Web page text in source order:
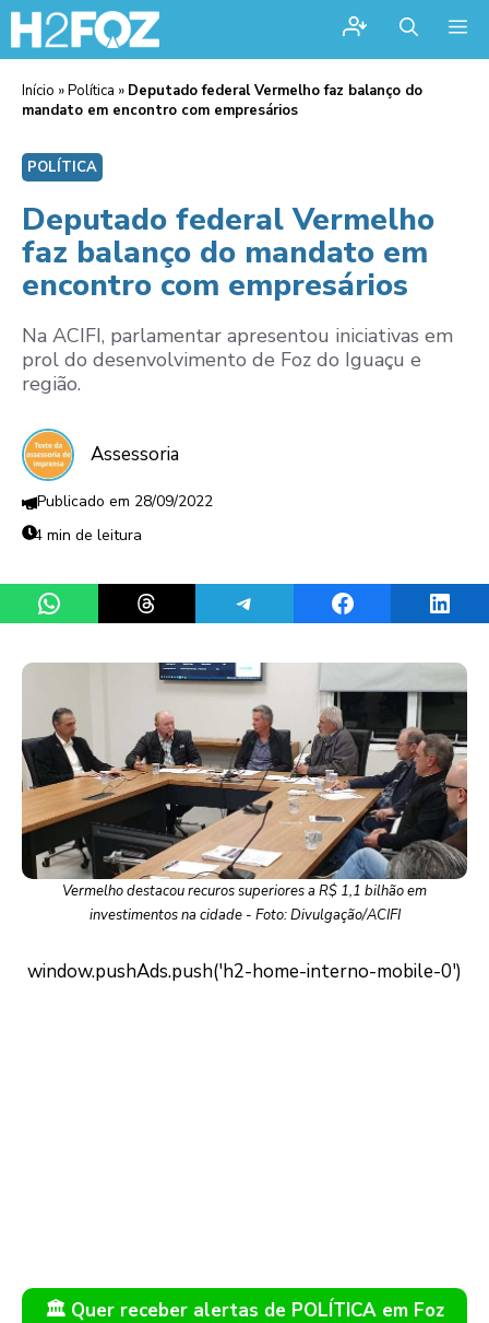
Início »Política » Deputado federal Vermelho faz balanço do
mandato em encontro com empresários
POLÍTICA
Deputado federal Vermelho
faz balanço do mandato em
encontro com empresários
Na ACIFI, parlamentar apresentou iniciativas em
prol do desenvolvimento de Foz do Iguaçu e
região.
Assessoria
28/09/2022
4 min de leitura
Share on WhatsAppShare on ThreadsShare on TelegramShare on Facebook
Vermelho destacou recuros superiores a R$ 1,1 bilhão em
investimentos na cidade - Foto: Divulgação/ACIFI
🏛️ Quer receber alertas de POLÍTICA em Foz